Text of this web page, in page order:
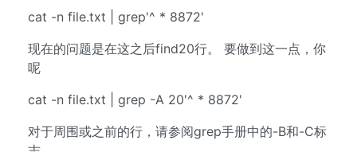
cat -n file.txt | grep'^ * 8872'
现在的问题是在这之后find20行。 要做到这一点，你
呢
cat -n file.txt | grep -A 20'^ * 8872'
对于周围或之前的行，请参阅grep手册中的-B和-C标